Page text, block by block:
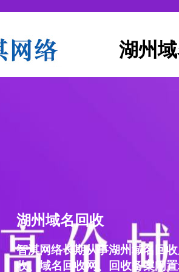
湖州
湖州域名回收
智淇网络长期从事湖州域名回
收、域名回收网、回收备案闲